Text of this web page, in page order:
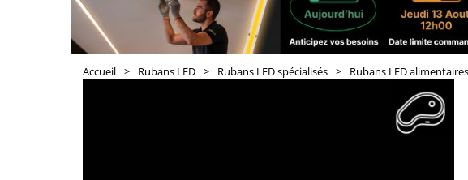
Accueil > Rubans LED > Rubans LED spécialisés > Rubans LED alimentaires